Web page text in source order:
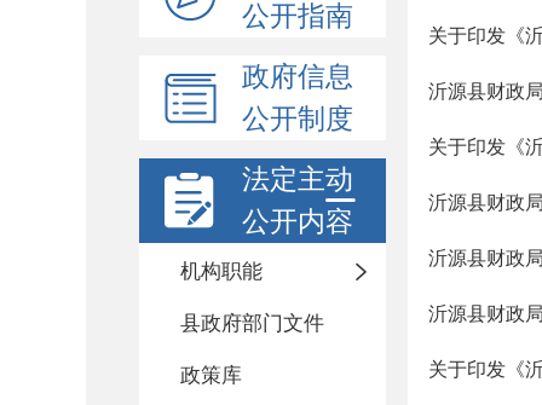
公开指南
政府信息
公开制度
法定主动
公开内容
机构职能
县政府部门文件
政策库
关于印发《
沂源县财政
关于印发《
沂源县财政
沂源县财政
沂源县财政
关于印发《